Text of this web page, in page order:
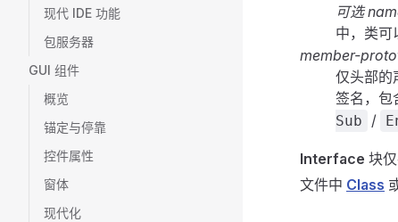
现代 IDE 功能
包服务器
GUI 组件
概览
锚定与停靠
控件属性
窗体
现代化
可选
中，类可
member-
仅头部的
签名，包
Sub
/
Interface 块
文件中 Class